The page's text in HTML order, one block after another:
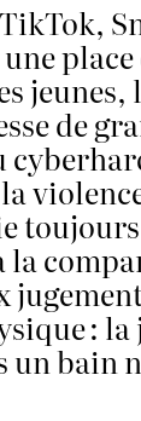
jeunes,
de
la
: la
un bain